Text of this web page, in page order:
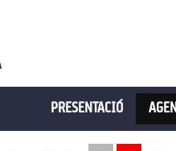
PRESENTACIÓ